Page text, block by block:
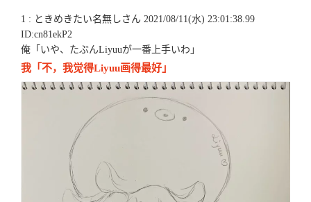
1 : ときめきたい名無しさん 2021/08/11(水) 23:01:38.99
ID:cn81ekP2
俺「いや、たぶんLiyuuが一番上手いわ」
我「不，我觉得Liyuu画得最好」